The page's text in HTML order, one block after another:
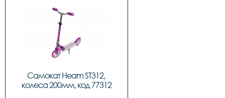
Самокат Heam ST312,
колеса 200мм, код 77312